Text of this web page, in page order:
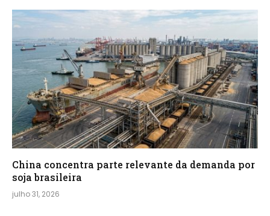
China concentra parte relevante da demanda por
soja brasileira
julho 31, 2026